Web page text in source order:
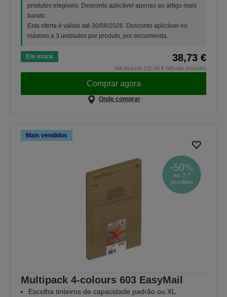
produtos elegíveis. Desconto aplicável apenas ao artigo mais
barato.
Esta oferta é válida até 30/08/2026. Desconto aplicável no
máximo a 3 unidades por produto, por encomenda.
Em stock 38,73 €
IVA incluído (31,49 € IVA não incluído)
Comprar agora
Onde comprar
Mais vendidos
Multipack 4-colours 603 EasyMail
Escolha tinteiros de capacidade padrão ou XL